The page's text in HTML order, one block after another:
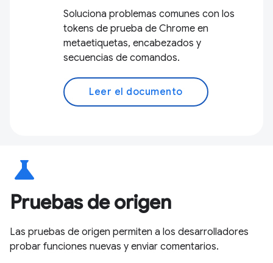
Soluciona problemas comunes con los
tokens de prueba de Chrome en
metaetiquetas, encabezados y
secuencias de comandos.
Leer el documento
science
Pruebas de origen
Las pruebas de origen permiten a los desarrolladores
probar funciones nuevas y enviar comentarios.